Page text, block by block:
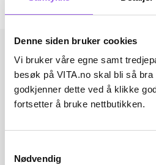
Denne siden bruker cookies
Vi bruker våre egne samt
besøk på VITA.no skal bli så
godkjenner dette ved å klikke
fortsetter å bruke nettbutikken.
Nødvendig